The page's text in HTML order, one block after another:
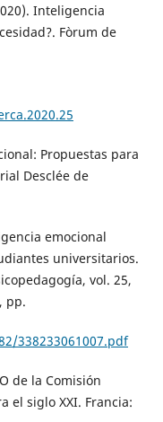
Inteligencia
Fòrum de
Propuestas para
Desclée de
emocional
universitarios.
vol. 25,
pp.
338233061007.pdf
de la Comisión
el siglo XXI. Francia: